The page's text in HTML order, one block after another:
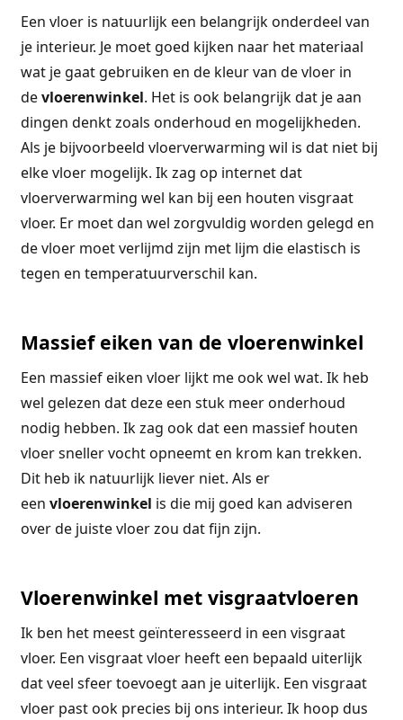
Een vloer is natuurlijk een belangrijk onderdeel van
je interieur. Je moet goed kijken naar het materiaal
wat je gaat gebruiken en de kleur van de vloer in
devloerenwinkel. Het is ook belangrijk dat je aan
dingen denkt zoals onderhoud en mogelijkheden.
Als je bijvoorbeeld vloerverwarming wil is dat niet bij
elke vloer mogelijk. Ik zag op internet dat
vloerverwarming wel kan bij een houten visgraat
vloer. Er moet dan wel zorgvuldig worden gelegd en
de vloer moet verlijmd zijn met lijm die elastisch is
tegen en temperatuurverschil kan.
Massief eiken van de vloerenwinkel
Een massief eiken vloer lijkt me ook wel wat. Ik heb
wel gelezen dat deze een stuk meer onderhoud
nodig hebben. Ik zag ook dat een massief houten
vloer sneller vocht opneemt en krom kan trekken.
Dit heb ik natuurlijk liever niet. Als er
een vloerenwinkel is die mij goed kan adviseren
over de juiste vloer zou dat fijn zijn.
Vloerenwinkel met visgraatvloeren
Ik ben het meest geïnteresseerd in een visgraat
vloer. Een visgraat vloer heeft een bepaald uiterlijk
dat veel sfeer toevoegt aan je uiterlijk. Een visgraat
vloer past ook precies bij ons interieur. Ik hoop dus